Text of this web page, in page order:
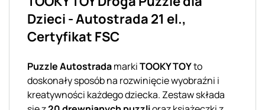
Dzieci - Autostrada 21 el.,
Certyfikat FSC
Puzzle AutostradamarkiTOOKY TOYto
doskonały sposób na rozwinięcie wyobraźni i
kreatywności każdego dziecka. Zestaw składa